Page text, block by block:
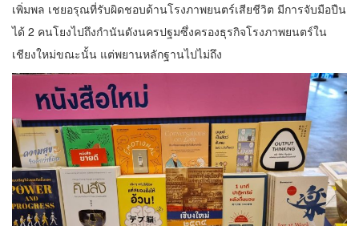
เพิ่มพล เชยอรุณที่รับผิดชอบด้านโรงภาพยนตร์เสียชีวิต มีการจับมือปืน
ได้ 2 คนโยงไปถึงกำนันดังนครปฐมซึ่งครองธุรกิจโรงภาพยนตร์ใน
เชียงใหม่ขณะนั้น แต่พยานหลักฐานไปไม่ถึง